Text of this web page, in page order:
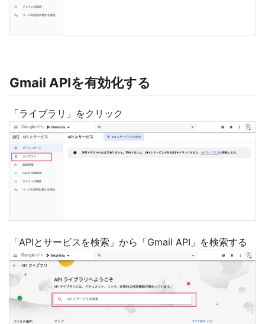
Gmail APIを有効化する
「ライブラリ」をクリック
「APIとサービスを検索」から「Gmail API」を検索する